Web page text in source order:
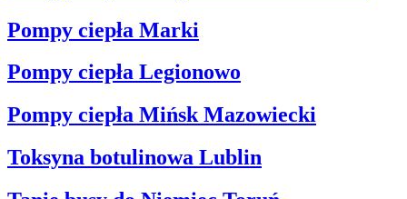
Pompy ciepła Marki
Pompy ciepła Legionowo
Pompy ciepła Mińsk Mazowiecki
Toksyna botulinowa Lublin